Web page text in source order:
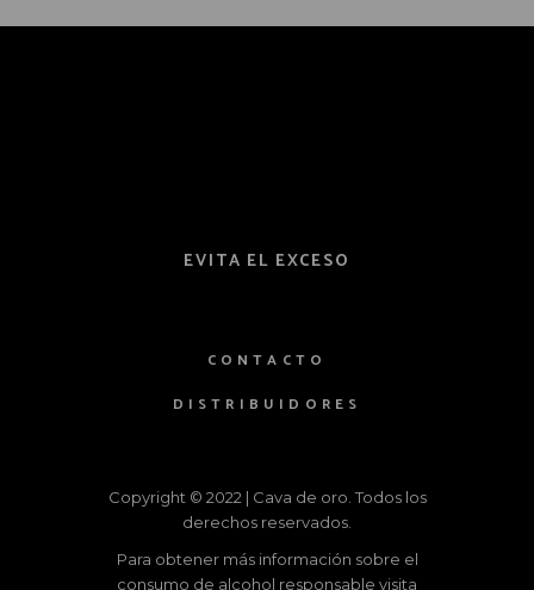
EVITA EL EXCESO
CONTACTO
DISTRIBUIDORES
Copyright © 2022 | Cava de oro. Todos los
derechos reservados.
Para obtener más información sobre el
consumo de alcohol responsable visita